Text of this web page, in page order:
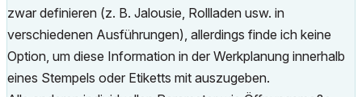
zwar definieren (z. B. Jalousie, Rollladen usw. in
verschiedenen Ausführungen), allerdings finde ich keine
Option, um diese Information in der Werkplanung innerhalb
eines Stempels oder Etiketts mit auszugeben.